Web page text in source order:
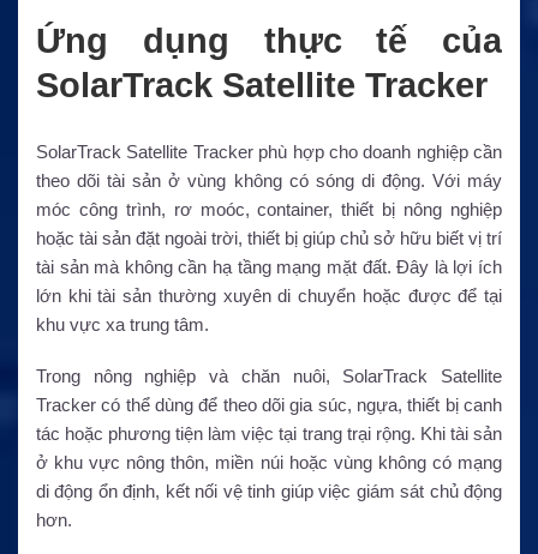
Ứng dụng thực tế của
SolarTrack Satellite Tracker
SolarTrack Satellite Tracker phù hợp cho doanh nghiệp cần
theo dõi tài sản ở vùng không có sóng di động. Với máy
móc công trình, rơ moóc, container, thiết bị nông nghiệp
hoặc tài sản đặt ngoài trời, thiết bị giúp chủ sở hữu biết vị trí
tài sản mà không cần hạ tầng mạng mặt đất. Đây là lợi ích
lớn khi tài sản thường xuyên di chuyển hoặc được để tại
khu vực xa trung tâm.
Trong nông nghiệp và chăn nuôi, SolarTrack Satellite
Tracker có thể dùng để theo dõi gia súc, ngựa, thiết bị canh
tác hoặc phương tiện làm việc tại trang trại rộng. Khi tài sản
ở khu vực nông thôn, miền núi hoặc vùng không có mạng
di động ổn định, kết nối vệ tinh giúp việc giám sát chủ động
hơn.